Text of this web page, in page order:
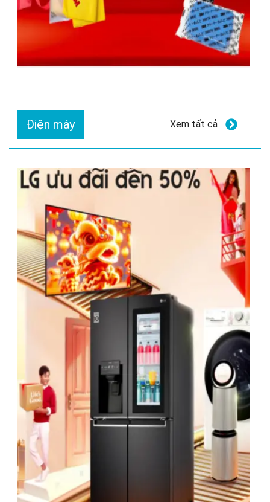
Điện máy Xem tất cả